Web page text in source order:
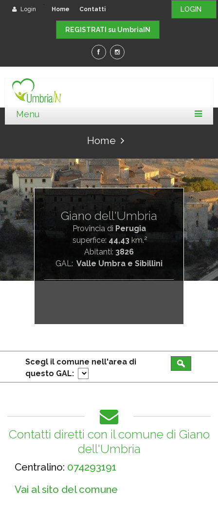
LOGIN
Login Home Contatti
REGISTRATI su UmbriaIN
Home
Giano dell'Umbria
Provincia di Perugia
superfice: 44,43 km.2
Abitanti: 3826
GAL: Valle Umbra e Sibillini
Scegl il comune nell'area di
questo GAL:
Contatti diretti con il comune di Giano
dell'Umbria
Centralino: 074293191
Vai al sito del comune